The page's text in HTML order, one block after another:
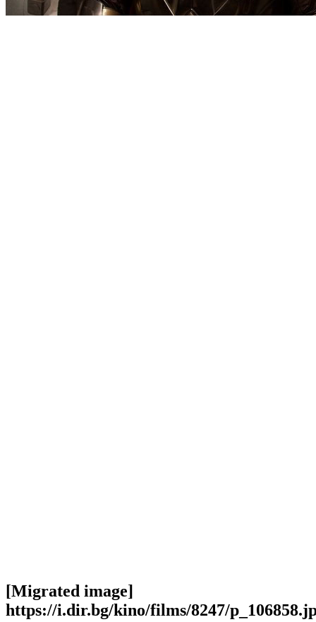
[Migrated image]
https://i.dir.bg/kino/films/8247/